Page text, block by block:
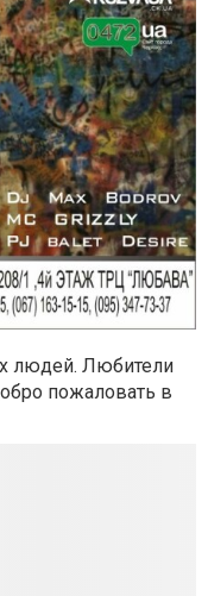
людей. Любители
пожаловать в